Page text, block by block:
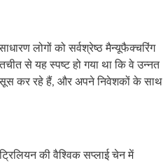
लोगों को सर्वश्रेष्ठ मैन्यूफैक्चरिंग
से यह स्पष्ट हो गया था कि वे उन्नत
कर रहे हैं, और अपने निवेशकों के साथ
की वैश्विक सप्लाई चेन में